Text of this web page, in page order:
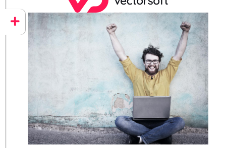
CONZEPT 16
YEET